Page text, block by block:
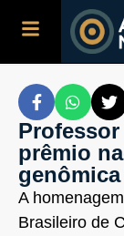
prêmio
A
Brasileiro de